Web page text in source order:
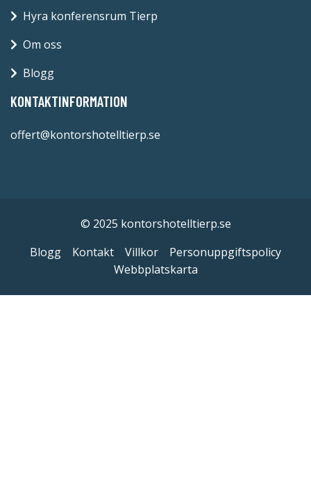
Hyra konferensrum Tierp
Om oss
Blogg
KONTAKTINFORMATION
offert@kontorshotelltierp.se
© 2025 kontorshotelltierp.se
Blogg
Kontakt Villkor
Personuppgiftspolicy
Webbplatskarta